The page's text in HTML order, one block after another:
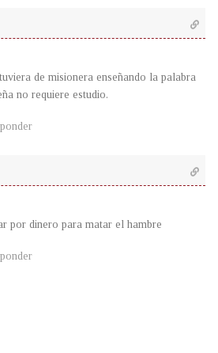
de misionera enseñando la palabra
no requiere estudio.
por dinero para matar el hambre